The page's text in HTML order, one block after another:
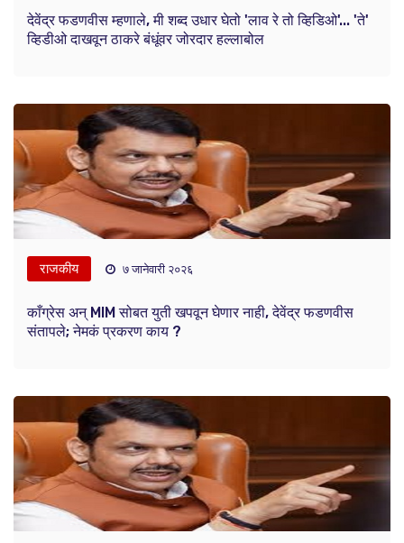
देवेंद्र फडणवीस म्हणाले, मी शब्द उधार घेतो 'लाव रे तो व्हिडिओ'... 'ते'
व्हिडीओ दाखवून ठाकरे बंधूंवर जोरदार हल्लाबोल
राजकीय ७ जानेवारी २०२६
काँग्रेस अन् MIM सोबत युती खपवून घेणार नाही, देवेंद्र फडणवीस
संतापले; नेमकं प्रकरण काय ?